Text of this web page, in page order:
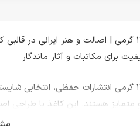
برای مکاتبات و آثار ماندگار
کاغذ تذهیب سوخته ۱۳۵ گرمی انتشارات
هستند. این کاغذ با طراحی
استانداردهای چاپ و نگارش نیز